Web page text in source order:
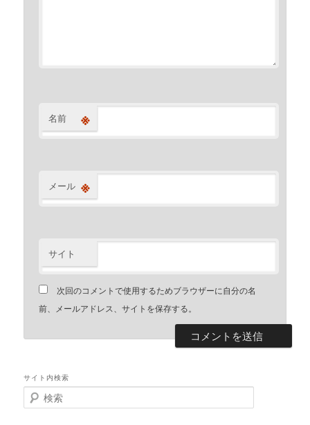
名前 ※
メール ※
サイト
次回のコメントで使用するためブラウザーに自分の名
前、メールアドレス、サイトを保存する。
サイト内検索
検
索